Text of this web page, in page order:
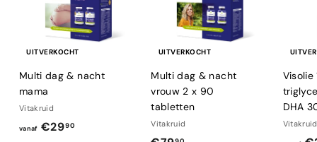
UITVERKOCHT
Multi dag & nacht
mama
Vitakruid
vanaf €2990v
UITVERKOCHT
Multi dag & nacht
vrouw 2 x 90
tabletten
Vitakruid
Visolie
DHA
Vitakruid